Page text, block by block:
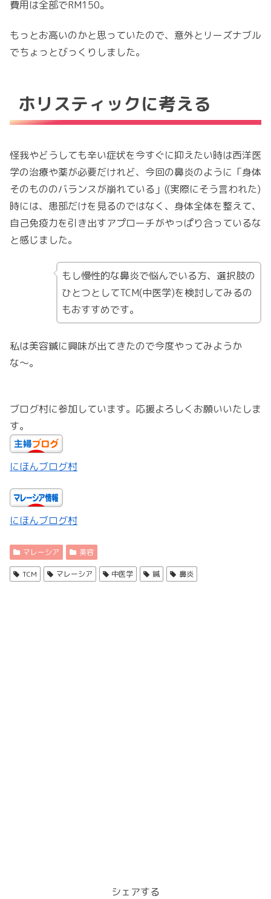
費用は全部でRM150。
もっとお高いのかと思っていたので、意外とリーズナブル
でちょっとびっくりしました。
ホリスティックに考える
怪我やどうしても辛い症状を今すぐに抑えたい時は西洋医
学の治療や薬が必要だけれど、今回の鼻炎のように「身体
そのもののバランスが崩れている」((実際にそう言われた)
時には、患部だけを見るのではなく、身体全体を整えて、
自己免疫力を引き出すアプローチがやっぱり合っているな
と感じました。
もし慢性的な鼻炎で悩んでいる方、選択肢の
ひとつとしてTCM(中医学)を検討してみるの
もおすすめです。
私は美容鍼に興味が出てきたので今度やってみようか
な〜。
ブログ村に参加しています。応援よろしくお願いいたしま
す。
にほんブログ村
にほんブログ村
マレーシア 美容
TCM マレーシア 中医学 鍼 鼻炎
シェアする